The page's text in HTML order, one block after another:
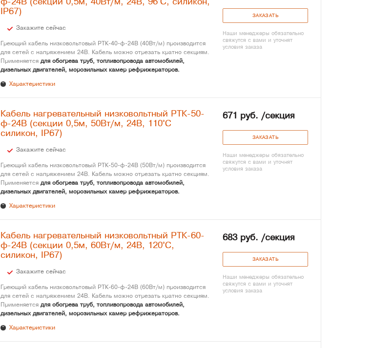
ф-24В (секции 0,5м, 40Вт/м, 24В, 96°С, силикон,
IP67)
Закажите сейчас
Греющий кабель низковольтовый РТК-40-ф-24В (40Вт/м) производится
для сетей с напряжением 24В. Кабель можно отрезать кратно секциям.
Применяется для обогрева труб, топливопровода автомобилей,
дизельных двигателей, морозильных камер рефрижераторов.
Характеристики
ЗАКАЗАТЬ
Наши менеджеры обязательно
свяжутся с вами и уточнят
условия заказа
Кабель нагревательный низковольтный РТК-50-
ф-24В (секции 0,5м, 50Вт/м, 24В, 110°С
силикон, IP67)
Закажите сейчас
Греющий кабель низковольтовый РТК-50-ф-24В (50Вт/м) производится
для сетей с напряжением 24В. Кабель можно отрезать кратно секциям.
Применяется для обогрева труб, топливопровода автомобилей,
дизельных двигателей, морозильных камер рефрижераторов.
Характеристики
671 руб. /секция
ЗАКАЗАТЬ
Наши менеджеры обязательно
свяжутся с вами и уточнят
условия заказа
Кабель нагревательный низковольтный РТК-60-
ф-24В (секции 0,5м, 60Вт/м, 24В, 120°С,
силикон, IP67)
Закажите сейчас
Греющий кабель низковольтовый РТК-60-ф-24В (60Вт/м) производится
для сетей с напряжением 24В. Кабель можно отрезать кратно секциям.
Применяется для обогрева труб, топливопровода автомобилей,
дизельных двигателей, морозильных камер рефрижераторов.
Характеристики
683 руб. /секция
ЗАКАЗАТЬ
Наши менеджеры обязательно
свяжутся с вами и уточнят
условия заказа